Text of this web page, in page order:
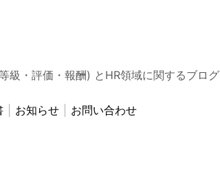
級・評価・報酬) とHR領域に関するブログ
お知らせ お問い合わせ